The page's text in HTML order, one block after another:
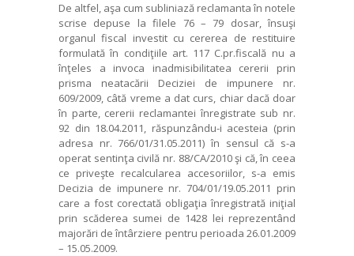
De altfel, aşa cum subliniază reclamanta în notele
scrise depuse la filele 76 – 79 dosar, însuşi
organul fiscal investit cu cererea de restituire
formulată în condiţiile art. 117 C.pr.fiscală nu a
înţeles a invoca inadmisibilitatea cererii prin
prisma neatacării Deciziei de impunere nr.
609/2009, câtă vreme a dat curs, chiar dacă doar
în parte, cererii reclamantei înregistrate sub nr.
92 din 18.04.2011, răspunzându-i acesteia (prin
adresa nr. 766/01/31.05.2011) în sensul că s-a
operat sentinţa civilă nr. 88/CA/2010 şi că, în ceea
ce priveşte recalcularea accesoriilor, s-a emis
Decizia de impunere nr. 704/01/19.05.2011 prin
care a fost corectată obligaţia înregistrată iniţial
prin scăderea sumei de 1428 lei reprezentând
majorări de întârziere pentru perioada 26.01.2009
– 15.05.2009.